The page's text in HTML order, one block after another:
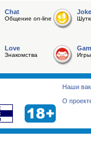
Chat
Общение on-line
Joke
Love
Знакомства Игры
Наши
О